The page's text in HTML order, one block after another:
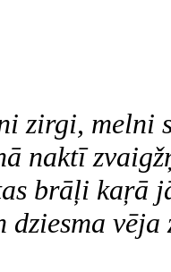
zirgi, melni
naktī
brāļi kaŗā
dziesma vēja